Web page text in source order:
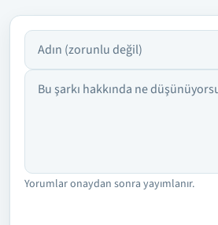
Adın
Yorumun
Yorumlar onaydan sonra yayımlanır.